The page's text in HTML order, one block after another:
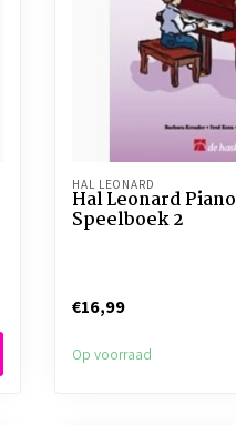
HAL LEONARD
Hal Leonard
Speelboek 2
€16,99
Op voorraad